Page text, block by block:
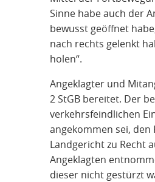
Sinne habe auch der
bewusst geöffnet
nach rechts gelenkt
holen“.
Angeklagter und
2 StGB bereitet. Der
verkehrsfeindlichen
angekommen sei, den
Landgericht zu Recht
Angeklagten
dieser nicht gestürzt